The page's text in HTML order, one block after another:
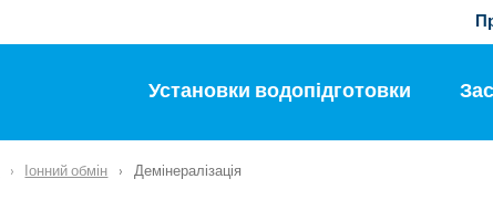
Установки водопідготовки
Іонний обмін Демінералізація